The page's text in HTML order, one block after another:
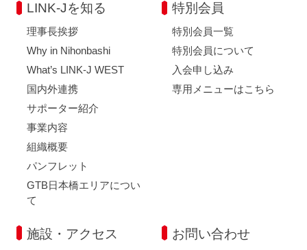
LINK-Jを知る
理事長挨拶
Why in Nihonbashi
What’s LINK-J WEST
国内外連携
サポーター紹介
事業内容
組織概要
パンフレット
GTB日本橋エリアについ
て
特別会員
特別会員一覧
特別会員について
入会申し込み
専用メニューはこちら
施設・アクセス お問い合わせ